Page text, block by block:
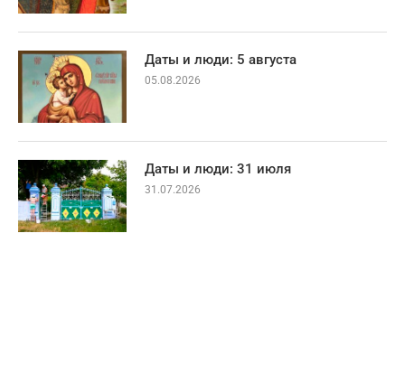
Даты и люди: 5 августа
05.08.2026
Даты и люди: 31 июля
31.07.2026